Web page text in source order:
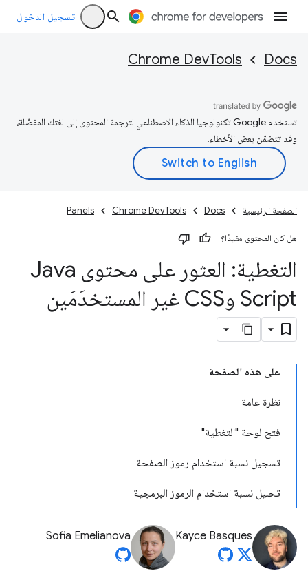
تسجيل الدخول
Docs
Chrome DevTools
تستخدم Google تكنولوجيا الذكاء الاصطناعي لترجمة المحتوى إلى لغتك المفضّلة،
وقد تتضمّن بعض الأخطاء.
الصفحة الرئيسية Docs
Chrome DevTools
Panels
هل كان المحتوى مفيدًا؟
التغطية: العثور على محتوى Java
Script وCSS غير المستخدَمَين
على هذه الصفحة
نظرة عامة
فتح لوحة "التغطية"
تسجيل نسبة استخدام رموز الصفحة
تحليل نسبة استخدام الرموز البرمجية
Kayce Basques
Sofia Emelianova